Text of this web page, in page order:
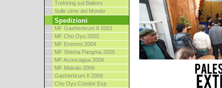
Trekking sul Baltoro
Sulle cime del Mondo
Spedizioni
MF Gasherbrum II 2001
MF Cho Oyu 2002
MF Everest 2004
MF Shisha Pangma 2005
MF Aconcagua 2006
MF Makalu 2006
Gasherbrum II 2006
Cho Oyu Condor Exp